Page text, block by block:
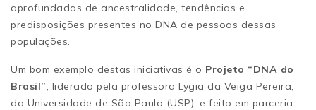
aprofundadas de ancestralidade, tendências e
predisposições presentes no DNA de pessoas dessas
populações.
Um bom exemplo destas iniciativas é o Projeto “DNA do
Brasil”, liderado pela professora Lygia da Veiga Pereira,
da Universidade de São Paulo (USP), e feito em parceria